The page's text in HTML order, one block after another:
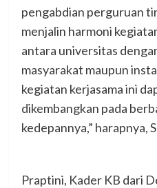
pengabdian perguruan
menjalin harmoni
antara universitas
masyarakat maupun
kegiatan kerjasama ini
dikembangkan pada
kedepannya,” harapnya,
Praptini, Kader KB dari